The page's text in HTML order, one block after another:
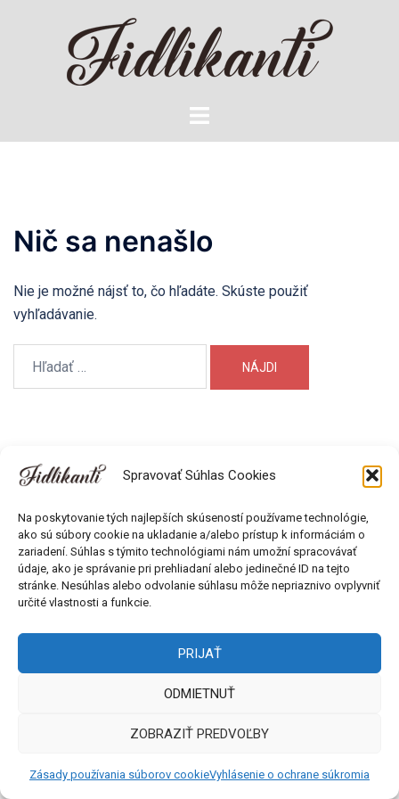
Spravovať Súhlas Cookies
Na poskytovanie tých najlepších skúseností používame technológie,
ako sú súbory cookie na ukladanie a/alebo prístup k informáciám o
zariadení. Súhlas s týmito technológiami nám umožní spracovávať
údaje, ako je správanie pri prehliadaní alebo jedinečné ID na tejto
stránke. Nesúhlas alebo odvolanie súhlasu môže nepriaznivo ovplyvniť
určité vlastnosti a funkcie.
PRIJAŤ
ODMIETNUŤ
ZOBRAZIŤ PREDVOĽBY
Zásady používania súborov cookieVyhlásenie o ochrane súkromia
Toggle
Nič sa nenašlo
Nie je možné nájsť to, čo hľadáte. Skúste použiť
vyhľadávanie.
Všetky práva vyhradené © 2018 - 2026 Fidlikanti. Web od
Môlča records s.r.o.